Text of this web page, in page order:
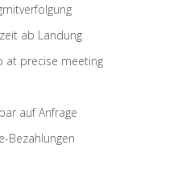
ab Landung
at precise meeting
auf Anfrage
Bezahlungen